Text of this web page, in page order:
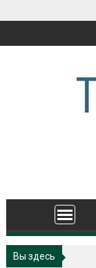
Вы здесь